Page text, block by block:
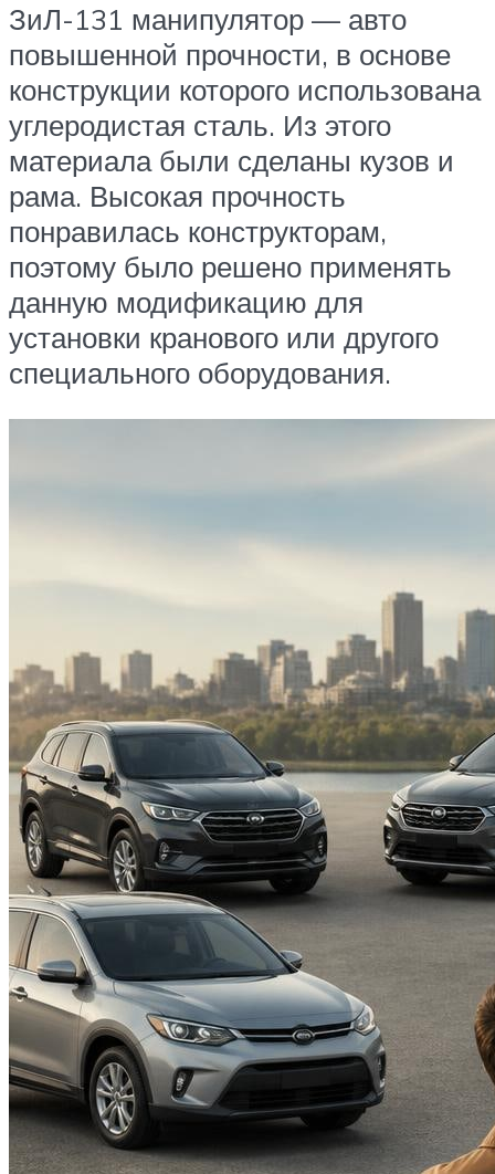
ЗиЛ-131 манипулятор — авто
повышенной прочности, в основе
конструкции которого использована
углеродистая сталь. Из этого
материала были сделаны кузов и
рама. Высокая прочность
понравилась конструкторам,
поэтому было решено применять
данную модификацию для
установки кранового или другого
специального оборудования.